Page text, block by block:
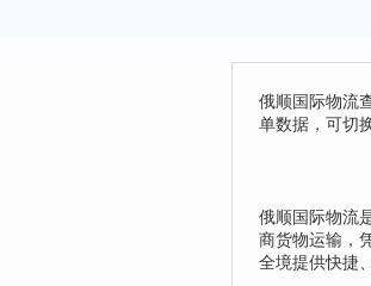
俄顺国际物流
单数据，可切
俄顺国际物流
商货物运输，
全境提供快捷